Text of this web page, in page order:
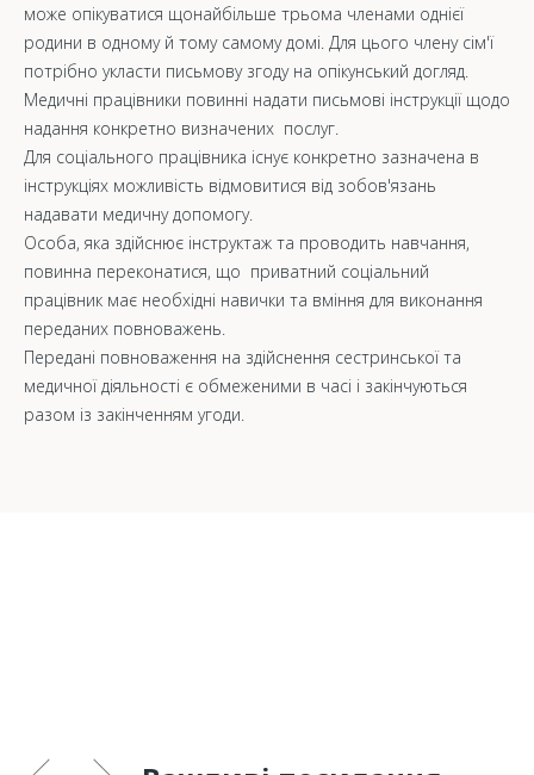
може опікуватися щонайбільше трьома членами однієї
родини в одному й тому самому домі. Для цього члену сім'ї
потрібно укласти письмову згоду на опікунський догляд.
Медичні працівники повинні надати письмові інструкції щодо
надання конкретно визначених послуг.
Для соціального працівника існує конкретно зазначена в
інструкціях можливість відмовитися від зобов'язань
надавати медичну допомогу.
Особа, яка здійснює інструктаж та проводить навчання,
повинна переконатися, що приватний соціальний
працівник має необхідні навички та вміння для виконання
переданих повноважень.
Передані повноваження на здійснення сестринської та
медичної діяльності є обмеженими в часі і закінчуються
разом із закінченням угоди.